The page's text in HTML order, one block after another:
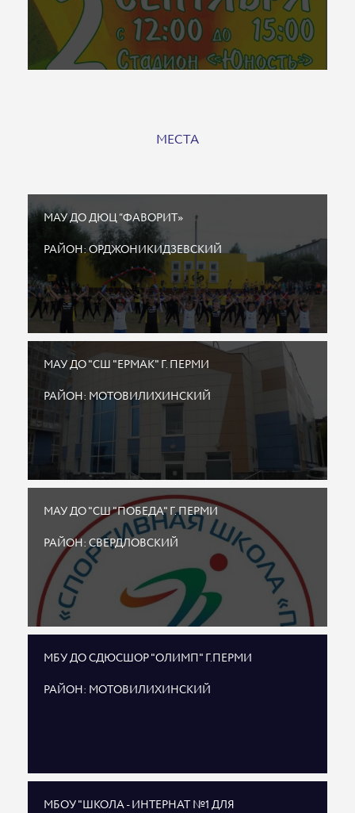
МЕСТА
МАУ ДО ДЮЦ “ФАВОРИТ»
РАЙОН: ОРДЖОНИКИДЗЕВСКИЙ
МАУ ДО "СШ "ЕРМАК" Г. ПЕРМИ
РАЙОН: МОТОВИЛИХИНСКИЙ
МАУ ДО "СШ "ПОБЕДА" Г. ПЕРМИ
РАЙОН: СВЕРДЛОВСКИЙ
МБУ ДО СДЮСШОР "ОЛИМП" Г.ПЕРМИ
РАЙОН: МОТОВИЛИХИНСКИЙ
МБОУ "ШКОЛА - ИНТЕРНАТ №1 ДЛЯ